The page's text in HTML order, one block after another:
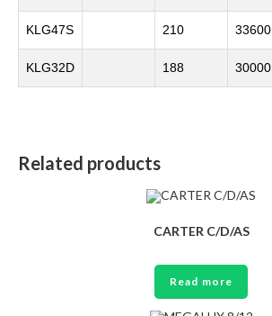
KLG47S 210 33600
KLG32D 188 30000
Related products
CARTER C/D/AS
Read more